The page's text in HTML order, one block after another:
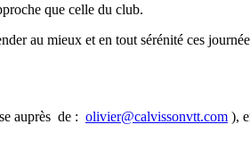
que celle du club.
au mieux et en tout sérénité ces
auprès de : olivier@calvissonvtt.com ),